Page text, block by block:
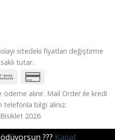
sitedeki fiyatları değiştirme
saklı tutar.
alınır. Mail Order ile kredi
telefonla bilgi alınız.
2026
??? Kapat